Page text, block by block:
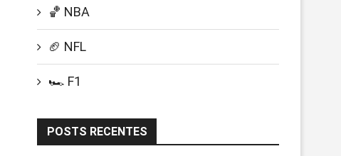
🏀 NBA
🏈 NFL
🏎️ F1
POSTS RECENTES